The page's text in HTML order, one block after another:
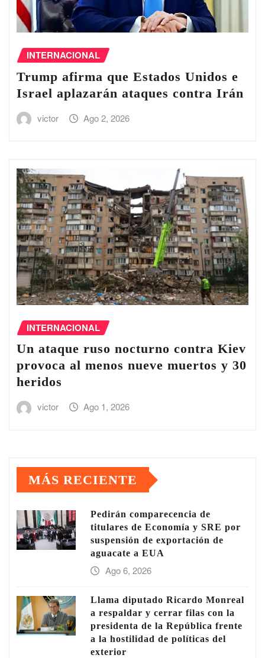
INTERNACIONAL
Trump afirma que Estados Unidos e
Israel aplazarán ataques contra Irán
victor Ago 2, 2026
INTERNACIONAL
Un ataque ruso nocturno contra Kiev
provoca al menos nueve muertos y 30
heridos
victor Ago 1, 2026
MÁS RECIENTE
Pedirán comparecencia de
titulares de Economía y SRE por
suspensión de exportación de
aguacate a EUA
Ago 6, 2026
Llama diputado Ricardo Monreal
a respaldar y cerrar filas con la
presidenta de la República frente
a la hostilidad de políticas del
exterior